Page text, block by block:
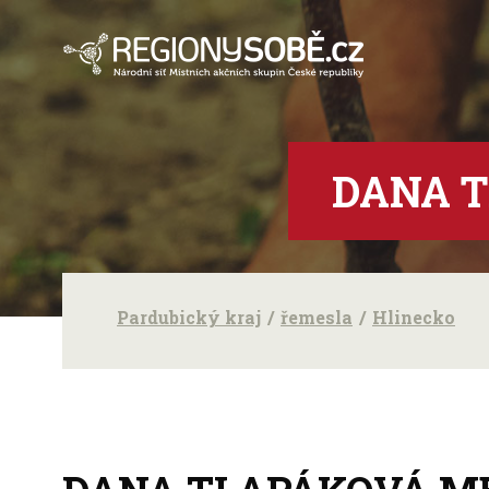
DANA
Pardubický kraj řemesla Hlinecko